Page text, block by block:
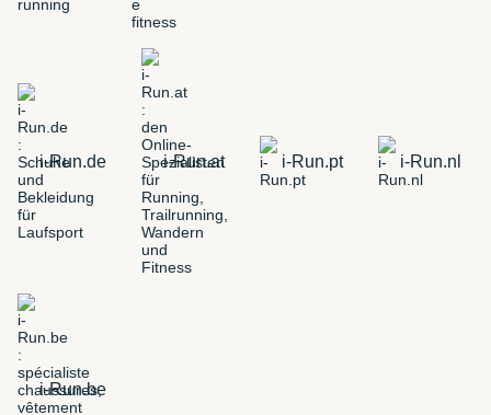
i-Run.de i-Run.at i-Run.pt i-Run.nl
i-Run.be